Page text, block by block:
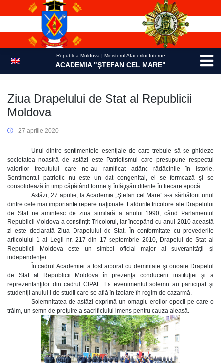
Republica Moldova | Ministerul Afacerilor Interne
ACADEMIA "ŞTEFAN CEL MARE"
Ziua Drapelului de Stat al Republicii
Moldova
27 aprilie 2020
Unul dintre sentimentele esenţiale de care trebuie să se ghideze
societatea noastră de astăzi este Patriotismul care presupune respectul
valorilor trecutului care ne-au ramificat adânc rădăcinile în istorie.
Sentimentul patriotic nu este un dat congenital, el se formează şi se
consolidează în timp căpătând forme şi înfăţişări diferite în fiecare epocă.
Astăzi, 27 aprilie, la Academia „Ştefan cel Mare” s-a sărbătorit unul
dintre cele mai importante repere naţionale. Faldurile tricolore ale Drapelului
de Stat ne amintesc de ziua similară a anului 1990, când Parlamentul
Republicii Moldova a consfinţit Tricolorul, iar începând cu anul 2010 această
zi este declarată Ziua Drapelului de Stat. În conformitate cu prevederile
articolului 1 al Legii nr. 217 din 17 septembrie 2010, Drapelul de Stat al
Republicii Moldova este un simbol oficial major al suveranităţii şi
independenţei.
În cadrul Academiei a fost arborat cu demnitate şi onoare Drapelul
de Stat al Republicii Moldova în prezenţa conducerii instituţiei şi a
reprezentanţilor din cadrul CIPAL. La evenimentul solemn au participat şi
studenţii anului I de studii care se află în izolare în regim de cazarmă.
Solemnitatea de astăzi exprimă un omagiu eroilor epocii pe care o
trăim, un semn de preţuire a sacrificiului imens pentru cauza aleasă.